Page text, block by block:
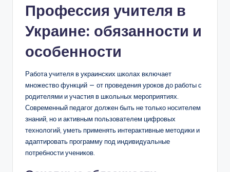
Профессия учителя в
Украине: обязанности и
особенности
Работа учителя в украинских школах включает
множество функций — от проведения уроков до работы с
родителями и участия в школьных мероприятиях.
Современный педагог должен быть не только носителем
знаний, но и активным пользователем цифровых
технологий, уметь применять интерактивные методики и
адаптировать программу под индивидуальные
потребности учеников.